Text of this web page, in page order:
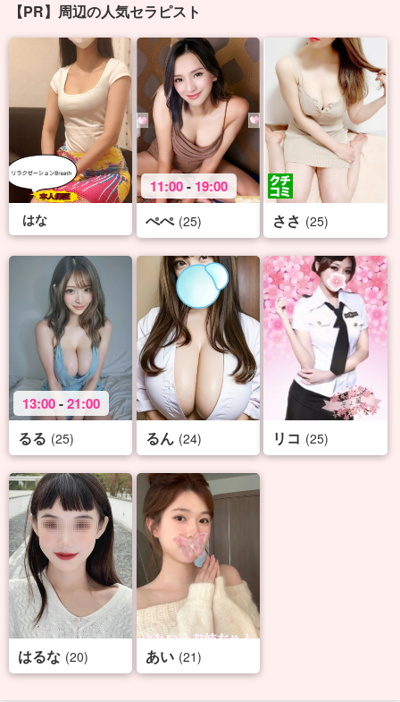
【PR】周辺の人気セラピスト
はな
11:00- 19:00
ぺぺ (25) ささ (25)
13:00-21:00
るる (25) るん (24) リコ (25)
はるな (20) あい (21)